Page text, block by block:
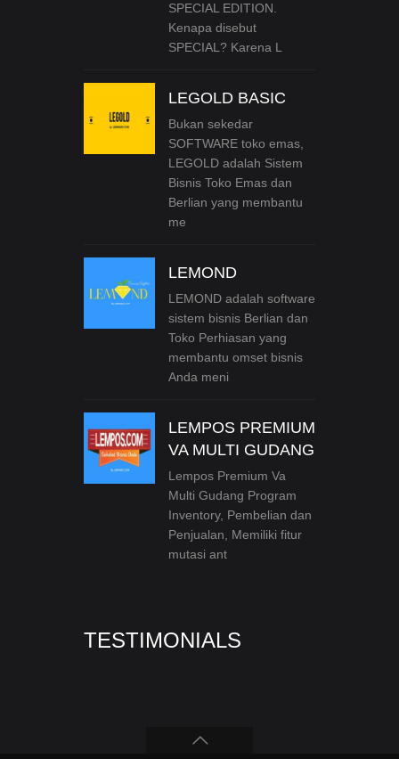
SPECIAL EDITION.
Kenapa disebut
SPECIAL? Karena L
LEGOLD BASIC
Bukan sekedar
SOFTWARE toko emas,
LEGOLD adalah Sistem
Bisnis Toko Emas dan
Berlian yang membantu
me
LEMOND
LEMOND adalah software
sistem bisnis Berlian dan
Toko Perhiasan yang
membantu omset bisnis
Anda meni
LEMPOS PREMIUM
VA MULTI GUDANG
Lempos Premium Va
Multi Gudang Program
Inventory, Pembelian dan
Penjualan, Memiliki fitur
mutasi ant
TESTIMONIALS